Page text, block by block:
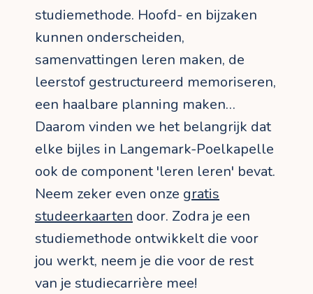
studiemethode. Hoofd- en bijzaken
kunnen onderscheiden,
samenvattingen leren maken, de
leerstof gestructureerd memoriseren,
een haalbare planning maken…
Daarom vinden we het belangrijk dat
elke bijles in Langemark-Poelkapelle
ook de component 'leren leren' bevat.
Neem zeker even onze gratis
studeerkaarten door. Zodra je een
studiemethode ontwikkelt die voor
jou werkt, neem je die voor de rest
van je studiecarrière mee!